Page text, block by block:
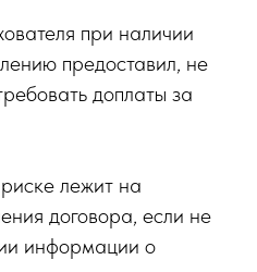
при наличии
предоставил, не
доплаты за
лежит на
договора, если не
информации о